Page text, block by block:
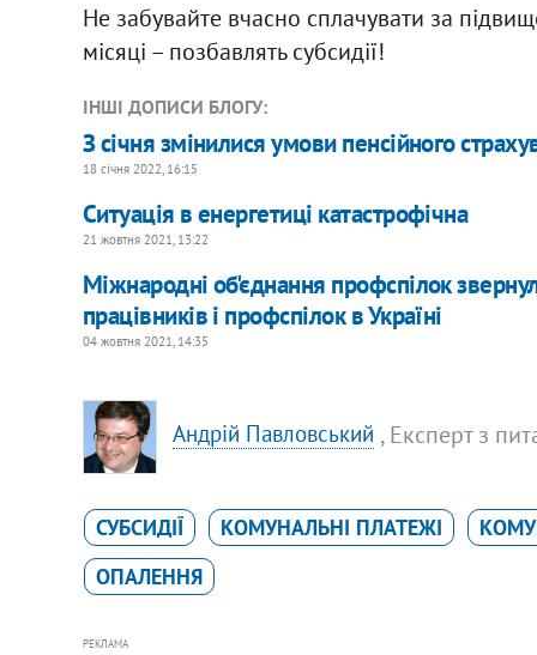
Не забувайте вчасно сплачувати за
місяці – позбавлять субсидії!
ІНШІ ДОПИСИ БЛОГУ:
З січня змінилися умови пенсійного
18 січня 2022, 16:15
Ситуація в енергетиці катастрофічна
21 жовтня 2021, 13:22
Міжнародні об'єднання профспілок
працівників і профспілок в Україні
04 жовтня 2021, 14:35
Андрій Павловський , Експерт з
СУБСИДІЇ КОМУНАЛЬНІ ПЛАТЕЖІ
ОПАЛЕННЯ
РЕКЛАМА